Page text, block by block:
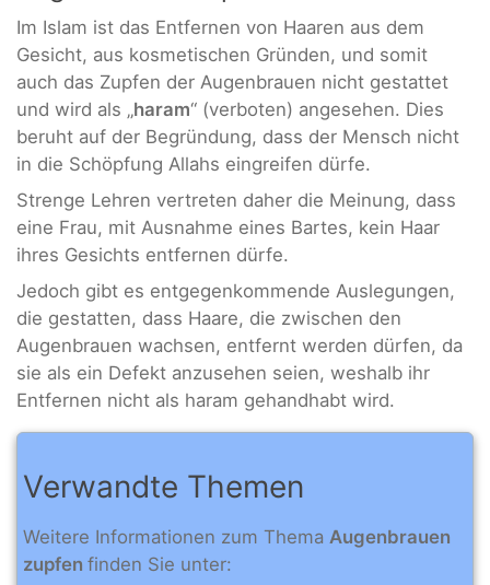
Im Islam ist das Entfernen von Haaren aus dem
Gesicht, aus kosmetischen Gründen, und somit
auch das Zupfen der Augenbrauen nicht gestattet
und wird als „haram“ (verboten) angesehen. Dies
beruht auf der Begründung, dass der Mensch nicht
in die Schöpfung Allahs eingreifen dürfe.
Strenge Lehren vertreten daher die Meinung, dass
eine Frau, mit Ausnahme eines Bartes, kein Haar
ihres Gesichts entfernen dürfe.
Jedoch gibt es entgegenkommende Auslegungen,
die gestatten, dass Haare, die zwischen den
Augenbrauen wachsen, entfernt werden dürfen, da
sie als ein Defekt anzusehen seien, weshalb ihr
Entfernen nicht als haram gehandhabt wird.
Verwandte Themen
Weitere Informationen zum Thema Augenbrauen
zupfen finden Sie unter: